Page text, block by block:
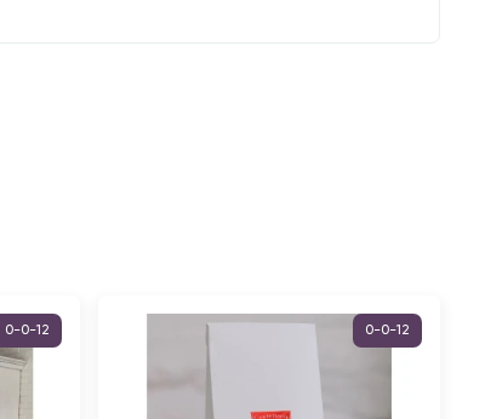
0-0-12 0-0-12